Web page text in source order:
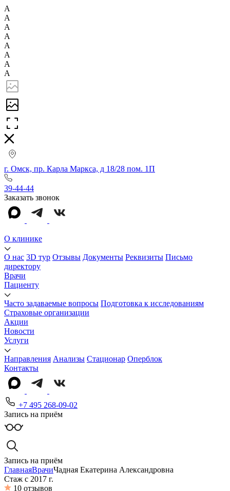
А
А
А
А
А
А
А
А
г. Омск, пр. Карла Маркса, д 18/28 пом. 1П
39-44-44
Заказать звонок
О клинике
О нас 3D тур Отзывы Документы Реквизиты Письмо
директору
Врачи
Пациенту
Часто задаваемые вопросы Подготовка к исследованиям
Страховые организации
Акции
Новости
Услуги
Направления Анализы Стационар Оперблок
Контакты
+7 495 268-09-02
Запись на приём
Запись на приём
ГлавнаяВрачиЧадная Екатерина Александровна
Стаж с 2017 г.
10 отзывов